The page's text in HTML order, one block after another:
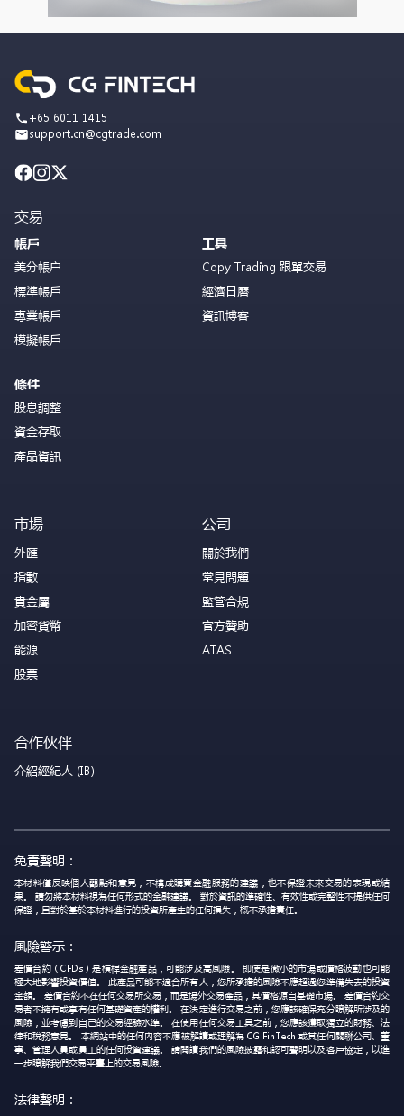
+65 6011 1415
support.cn@cgtrade.com
交易
帳戶
美分帳户
標準帳戶
專業帳戶
模擬帳戶
條件
股息調整
資金存取
產品資訊
工具
Copy Trading 跟單交易
經濟日曆
資訊博客
市場
外匯
指數
貴金屬
加密貨幣
能源
股票
公司
關於我們
常見問題
監管合規
官方贊助
ATAS
合作伙伴
介紹經紀人 (IB)
免責聲明：
本材料僅反映個人觀點和意見，不構成購買金融服務的建議，也不保證未來交易的表現或結
果。 請勿將本材料視為任何形式的金融建議。 對於資訊的準確性、有效性或完整性不提供任何
保證，且對於基於本材料進行的投資所產生的任何損失，概不承擔責任。
風險警示：
差價合約（CFDs）是槓桿金融產品，可能涉及高風險。 即使是微小的市場或價格波動也可能
極大地影響投資價值。 此產品可能不適合所有人，您所承擔的風險不應超過您準備失去的投資
金額。 差價合約不在任何交易所交易，而是場外交易產品，其價格源自基礎市場。 差價合約交
易者不擁有或享有任何基礎資產的權利。 在決定進行交易之前，您應該確保充分瞭解所涉及的
風險，並考慮到自己的交易經驗水準。 在使用任何交易工具之前，您應該獲取獨立的財務、法
律和稅務意見。 本網站中的任何內容不應被解讀或理解為 CG FinTech 或其任何關聯公司、董
事、管理人員或員工的任何投資建議。 請閱讀我們的風險披露和認可聲明以及客戶協定，以進
一步瞭解我們交易平臺上的交易風險。
法律聲明：